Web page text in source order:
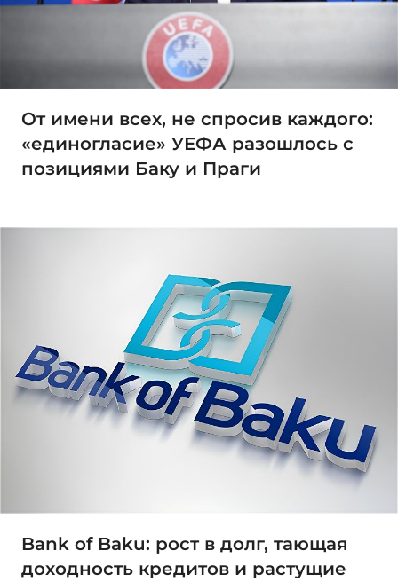
От имени всех, не спросив каждого:
«единогласие» УЕФА разошлось с
позициями Баку и Праги
Bank of Baku: рост в долг, тающая
доходность кредитов и растущие